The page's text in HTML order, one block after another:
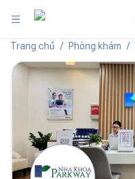
Trang chủ / Phòng khám /